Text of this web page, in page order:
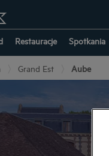
Restauracje Spotkania
Grand Est Aube